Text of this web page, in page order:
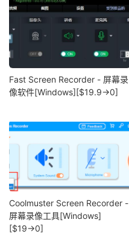
Fast Screen Recorder - 屏幕录
像软件[Windows][$19.9→0]
Coolmuster Screen Recorder -
屏幕录像工具[Windows]
[$19→0]